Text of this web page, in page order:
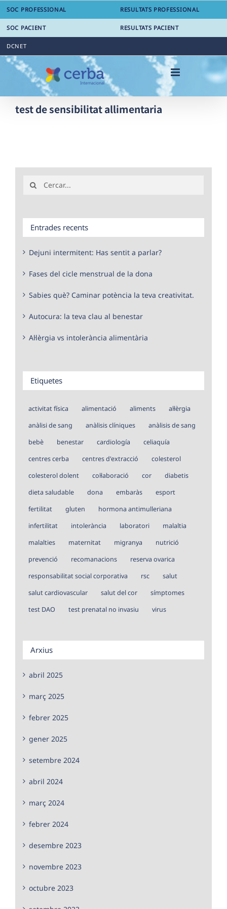
Skip
content
SOC PROFESSIONAL RESULTATS PROFESSIONAL
SOC PACIENT RESULTATS PACIENT
DCNET
test de sensibilitat allimentaria
for:
Entrades recents
Dejuni intermitent: Has sentit a parlar?
Fases del cicle menstrual de la dona
Sabies què? Caminar potència la teva creativitat.
Autocura: la teva clau al benestar
Al·lèrgia vs intolerància alimentària
Etiquetes
activitat física alimentació aliments
al·lèrgia
anàlisi de sang
anàlisis clíniques
anàlisis de sang
bebè
benestar cardiología
celiaquía
centres cerba
centres d'extracció
colesterol
colesterol dolent
col·laboració cor
diabetis
dieta saludable
dona embaràs
esport
fertilitat
gluten
hormona antimulleriana
infertilitat
intolerància laboratori
malaltia
malalties
maternitat migranya
nutrició
prevenció
recomanacions
reserva ovarica
responsabilitat social corporativa
rsc
salut
salut cardiovascular
salut del cor
símptomes
test DAO
test prenatal no invasiu virus
Arxius
abril 2025
març 2025
febrer 2025
gener 2025
setembre 2024
abril 2024
març 2024
febrer 2024
desembre 2023
novembre 2023
octubre 2023